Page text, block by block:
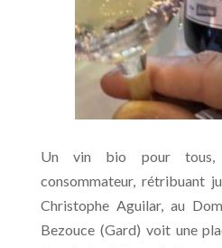
Un vin bio pour tous,
consommateur, rétribuant
Christophe Aguilar, au
Bezouce (Gard) voit une